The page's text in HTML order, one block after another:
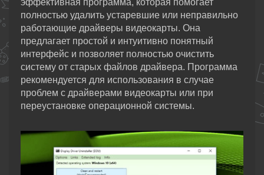
эффективная программа, которая помогает
полностью удалить устаревшие или неправильно
работающие драйверы видеокарты. Она
предлагает простой и интуитивно понятный
интерфейс и позволяет полностью очистить
систему от старых файлов драйвера. Программа
рекомендуется для использования в случае
проблем с драйверами видеокарты или при
переустановке операционной системы.